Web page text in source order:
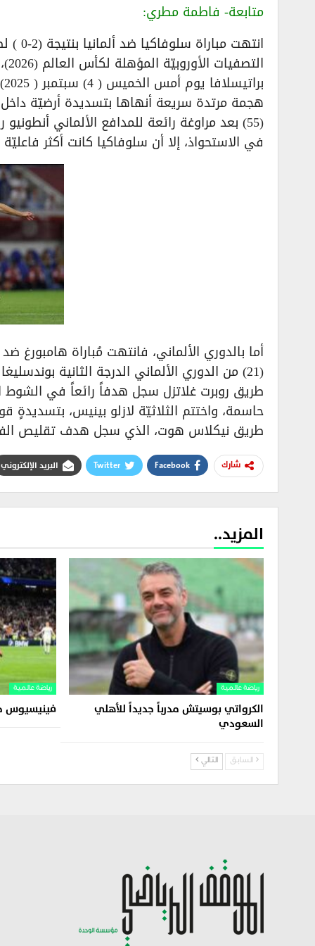
متابعة- فاطمة مطري:
هجمة مرتدة سريعة أنهاها بتسديدة أرضيّة
(55) بعد مراوغة رائعة للمدافع الألماني
في الاستحواذ، إلا أن سلوفاكيا كانت أكثر
طريق روبرت غلاتزل سجل هدفاً رائعاً في الشوط
حاسمة، واختتم الثلاثيّة لازلو بينيس،
طريق نيكلاس هوت، الذي سجل هدف تقليص
شارك Facebook
Twitter البريد الإلكتروني
المزيد..
رياضة عالمية
الكرواتي بوسيتش مدرباً جديداً للأهلي
السعودي
رياضة عالمية
فينيسيوس
السابق التالي